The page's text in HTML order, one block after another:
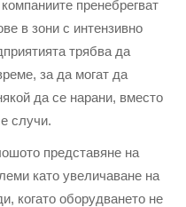
пренебрегват
в зони с интензивно
трябва да
за да могат да
да се нарани, вместо
случи.
представяне на
като увеличаване на
когато оборудването не